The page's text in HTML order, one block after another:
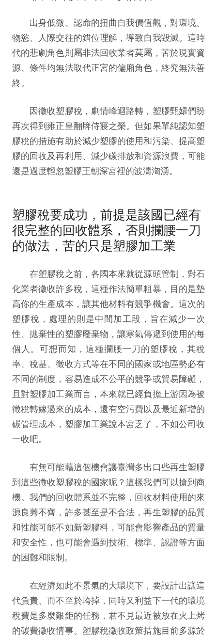
出身低微、認命的扭曲自我價值觀，對環境、
物慾、人際交往的錯位理解，導致自我毀滅。這時
代的悲劇角色則屬非法回收業者莫屬，苦於現實資
源、條件均無法取代正宮的偏廂角色，終究無法善
終。
因徵收塑膠稅，劇情峰迴路轉，塑膠甄嬛們盼
再次得到雍正皇翻牌侍寢之榮。但如果單純認知塑
膠稅的措施有助於減少塑膠的使用和污染、提高塑
膠的回收及再利用、減少碳排放和資源浪費，可能
還是過度輕忽塑膠王朝深宮裡的波濤洶湧。
塑膠稅要成功，前提是該國已經有
很完整的回收體系，否則攔腰一刀
的做法，苦的只是塑膠加工業
在塑膠稅之前，各國本來就從源頭管制，對石
化業者徵收許多稅，這種作法簡單粗暴，目的是墊
高你的生產成本，讓其他材料有競爭機會。這次的
塑膠稅，處理的則是中間加工段，旨在減少一次
性、拋棄性的塑膠廢棄物，讓寒氣傳遞到使用的每
個人。可想而知，這種攔腰一刀的塑膠稅，其稅
率、稅基、徵收方式等在不同的國家或地區勢必有
不同的制度，容易造成不公平的競爭或貿易障礙，
且對塑膠加工業而言，本來就已經負擔上游因為被
徵稅轉嫁過來的成本，還有空污費以及最近新增的
碳管理成本，塑膠加工業說本宮乏了，不如公司收
一收吧。
有無可能藉這個機會讓臺灣多出口些再生塑膠
到這些徵收塑膠稅的國家呢？這樣我們可以搶到商
機。我們的回收體系並不完整，回收材料使用的來
源良莠不齊，許多甚至是不合法，再生塑膠的品質
和性能可能不如新塑膠料，可能會影響產品的質量
和安全性，也可能會遇到技術、標準、認證等方面
的困難和限制。
在經濟如此不景氣的大環境下，要設計出讓這
代負責、而不至於垮掉，同時又利益下一代的環境
稅費是多麼艱鉅的任務，君不見最近被放在火上烤
的碳費徵收情事。塑膠稅徵收政策措施目前多源於